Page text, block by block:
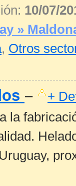
10/07/
»
, Otros
– +
la